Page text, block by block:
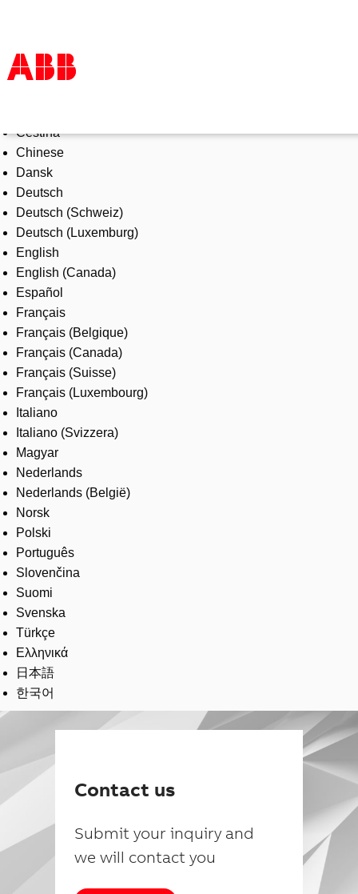
Products & Solutions
Industries
Services
About us
Where to buy
Contact us
Careers
Čeština
Chinese
Dansk
Deutsch
Deutsch (Schweiz)
Deutsch (Luxemburg)
English
English (Canada)
Español
Français
Français (Belgique)
Français (Canada)
Français (Suisse)
Français (Luxembourg)
Italiano
Italiano (Svizzera)
Magyar
Nederlands
Nederlands (België)
Norsk
Polski
Português
Slovenčina
Suomi
Svenska
Türkçe
Ελληνικά
日本語
한국어
Contact us
Submit your inquiry and
we will contact you